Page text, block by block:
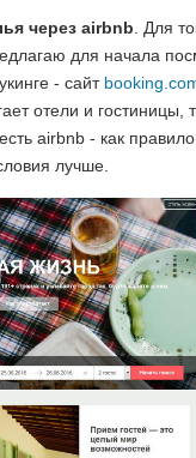
через airbnb . Для
для начала
- сайт
отели и гостиницы,
airbnb - как
лучше.